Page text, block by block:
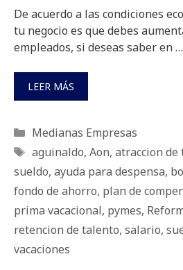
De acuerdo a las condiciones
tu negocio es que debes
empleados, si deseas saber en …
LEER MÁS
Categorías
Medianas Empresas
Etiquetas
aguinaldo, Aon, atraccion de
sueldo, ayuda para despensa,
fondo de ahorro, plan de
prima vacacional, pymes,
retencion de talento, salario,
vacaciones